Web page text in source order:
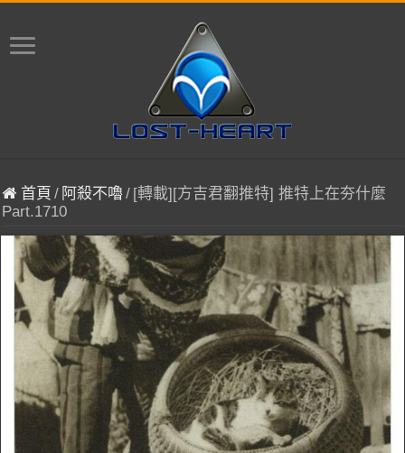
首頁 / 阿殺不嚕/ [轉載][方吉君翻推特] 推特上在夯什麼
Part.1710